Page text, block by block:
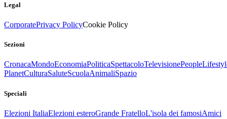
Legal
CorporatePrivacy PolicyCookie Policy
Sezioni
CronacaMondoEconomiaPoliticaSpettacoloTelevisionePeople
PlanetCulturaSaluteScuolaAnimaliSpazio
Speciali
Elezioni ItaliaElezioni esteroGrande FratelloL'isola dei famosiAmici